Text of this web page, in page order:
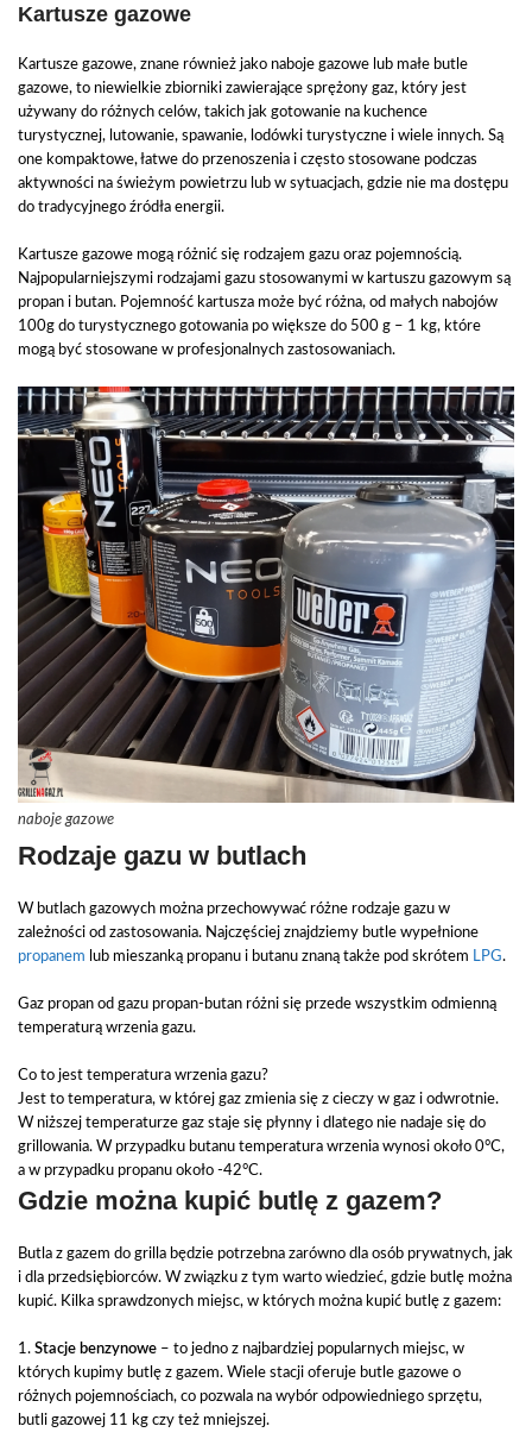
Kartusze gazowe
Kartusze gazowe, znane również jako naboje gazowe lub małe butle
gazowe, to niewielkie zbiorniki zawierające sprężony gaz, który jest
używany do różnych celów, takich jak gotowanie na kuchence
turystycznej, lutowanie, spawanie, lodówki turystyczne i wiele innych. Są
one kompaktowe, łatwe do przenoszenia i często stosowane podczas
aktywności na świeżym powietrzu lub w sytuacjach, gdzie nie ma dostępu
do tradycyjnego źródła energii.
Kartusze gazowe mogą różnić się rodzajem gazu oraz pojemnością.
Najpopularniejszymi rodzajami gazu stosowanymi w kartuszu gazowym są
propan i butan. Pojemność kartusza może być różna, od małych nabojów
100g do turystycznego gotowania po większe do 500 g – 1 kg, które
mogą być stosowane w profesjonalnych zastosowaniach.
naboje gazowe
Rodzaje gazu w butlach
W butlach gazowych można przechowywać różne rodzaje gazu w
zależności od zastosowania. Najczęściej znajdziemy butle wypełnione
propanem lub mieszanką propanu i butanu znaną także pod skrótem LPG.
Gaz propan od gazu propan-butan różni się przede wszystkim odmienną
temperaturą wrzenia gazu.
Co to jest temperatura wrzenia gazu?
Jest to temperatura, w której gaz zmienia się z cieczy w gaz i odwrotnie.
W niższej temperaturze gaz staje się płynny i dlatego nie nadaje się do
grillowania. W przypadku butanu temperatura wrzenia wynosi około 0°C,
a w przypadku propanu około -42°C.
Gdzie można kupić butlę z gazem?
Butla z gazem do grilla będzie potrzebna zarówno dla osób prywatnych, jak
i dla przedsiębiorców. W związku z tym warto wiedzieć, gdzie butlę można
kupić. Kilka sprawdzonych miejsc, w których można kupić butlę z gazem:
1. Stacje benzynowe – to jedno z najbardziej popularnych miejsc, w
których kupimy butlę z gazem. Wiele stacji oferuje butle gazowe o
różnych pojemnościach, co pozwala na wybór odpowiedniego sprzętu,
butli gazowej 11 kg czy też mniejszej.